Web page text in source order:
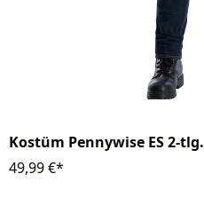
Kostüm Pennywise ES 2-tlg.
49,99 €*